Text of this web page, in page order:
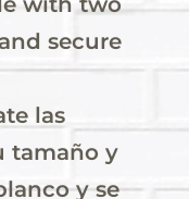
secure
las
tamaño y
y se